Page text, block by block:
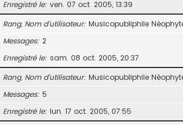
Enregistré le ven. 07 oct. 2005, 13:39
Rang, Nom d’utilisateur Musicopubliphile
Messages 2
Enregistré le sam. 08 oct. 2005, 20:37
Rang, Nom d’utilisateur Musicopubliphile
Messages 5
Enregistré le lun. 17 oct. 2005, 07:55